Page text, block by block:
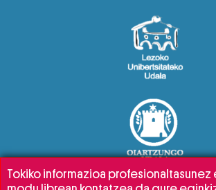
Tokiko informazioa profesionaltasunez